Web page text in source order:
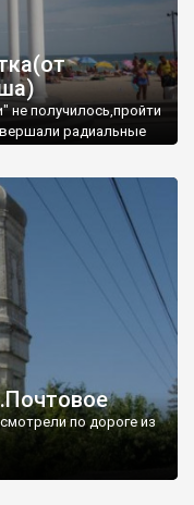
не получилось,пройти
радиальные
по дороге из